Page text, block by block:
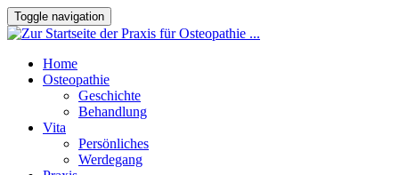
Toggle navigation
Home
Osteopathie
Geschichte
Behandlung
Vita
Persönliches
Werdegang